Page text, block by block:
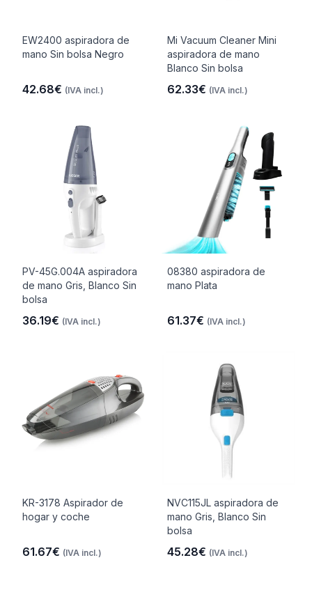
EW2400 aspiradora de
mano Sin bolsa Negro
42.68€ (IVA incl.)
Mi Vacuum Cleaner Mini
aspiradora de mano
Blanco Sin bolsa
62.33€ (IVA incl.)
PV-45G.004A aspiradora
de mano Gris, Blanco Sin
bolsa
36.19€ (IVA incl.)
08380 aspiradora de
mano Plata
61.37€ (IVA incl.)
KR-3178 Aspirador de
hogar y coche
61.67€ (IVA incl.)
NVC115JL aspiradora de
mano Gris, Blanco Sin
bolsa
45.28€ (IVA incl.)